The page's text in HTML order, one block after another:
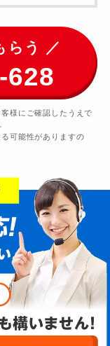
らう ／
628
様にご確認したうえで
可能性がありますの
628